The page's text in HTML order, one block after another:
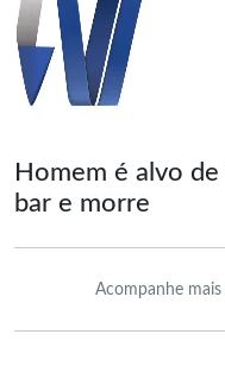
Homem é alvo
bar e morre
Acompanhe